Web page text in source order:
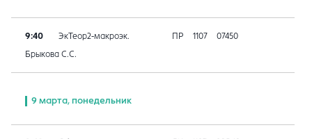
9:40 ЭкТеор2-макроэк. ПР 1107 07450
Брыкова С.С.
9 марта, понедельник